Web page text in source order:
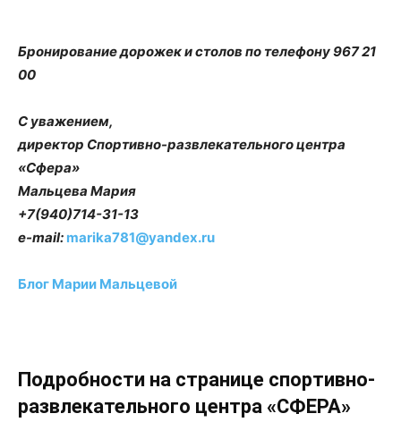
Бронирование дорожек и столов по телефону 967 21
00
С уважением,
директор Спортивно-развлекательного центра
«Сфера»
Мальцева Мария
+7(940)714-31-13
e-mail: marika781@yandex.ru
Блог Марии Мальцевой
Подробности на странице спортивно-
развлекательного центра «СФЕРА»